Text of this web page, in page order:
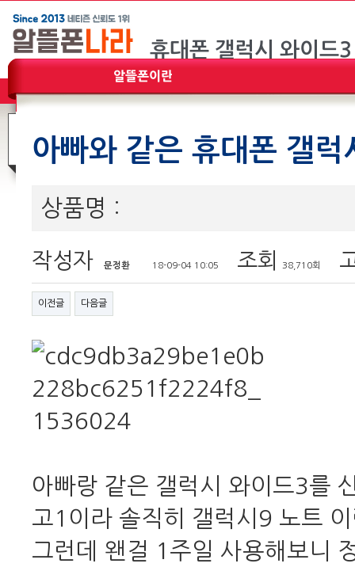
아빠와 같은 휴대폰 갤
상품명 :
작성자 문정환 18-09-04 10:05 조회 38,710회
이전글 다음글
아빠랑 같은 갤럭시 와이드3를
고1이라 솔직히 갤럭시9 노트
그런데 왠걸 1주일 사용해보니